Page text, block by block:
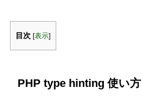
目次 [表示]
PHP type hinting 使い